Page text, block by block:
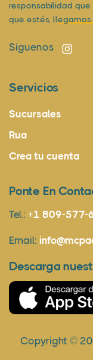
responsabilidad
que estés, llegamos
Siguenos
Servicios
Sucursales
Rua
Crea tu cuenta
Ponte En
Tel.: +1 809-577-
Email:
Descarga
Copyright ©